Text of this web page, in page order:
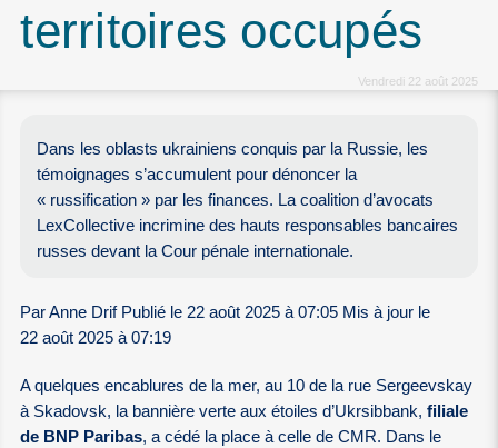
territoires occupés
Vendredi 22 août 2025
Dans les oblasts ukrainiens conquis par la Russie, les
témoignages s’accumulent pour dénoncer la
« russification » par les finances. La coalition d’avocats
LexCollective incrimine des hauts responsables bancaires
russes devant la Cour pénale internationale.
Par Anne Drif Publié le 22 août 2025 à 07:05 Mis à jour le
22 août 2025 à 07:19
A quelques encablures de la mer, au 10 de la rue Sergeevskay
à Skadovsk, la bannière verte aux étoiles d’Ukrsibbank,filiale
de BNP Paribas, a cédé la place à celle de CMR. Dans le